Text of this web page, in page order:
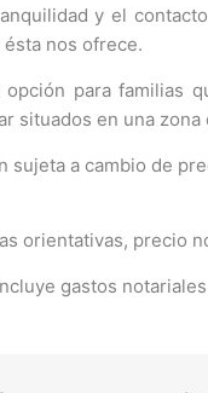
y el
nos ofrece.
opción para familias
situados en una
sujeta a cambio de
orientativas, precio
gastos